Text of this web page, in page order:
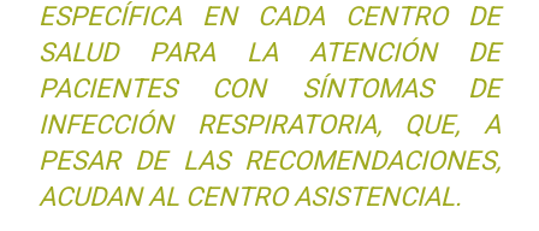
ESPECÍFICA EN CADA CENTRO DE
SALUD PARA LA ATENCIÓN DE
PACIENTES CON SÍNTOMAS DE
INFECCIÓN RESPIRATORIA, QUE, A
PESAR DE LAS RECOMENDACIONES,
ACUDAN AL CENTRO ASISTENCIAL.